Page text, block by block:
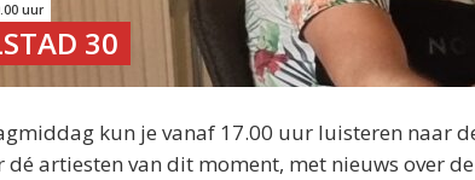
uur
30
kun je vanaf 17.00 uur luisteren naar
dé artiesten van dit moment, met nieuws over